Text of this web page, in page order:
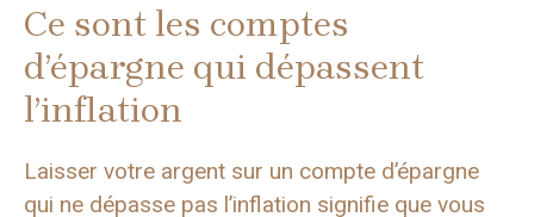
Ce sont les comptes
d’épargne qui dépassent
l’inflation
Laisser votre argent sur un compte d’épargne
qui ne dépasse pas l’inflation signifie que vous